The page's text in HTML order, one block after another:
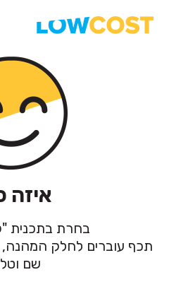
איזה
בחרת בתכנית
תכף עוברים לחלק המהנה,
שם